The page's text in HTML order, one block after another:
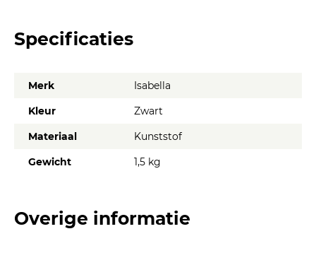
Specificaties
Merk
Isabella
Kleur
Zwart
Materiaal
Kunststof
Gewicht
1,5 kg
Overige informatie